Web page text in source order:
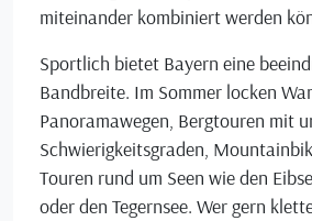
miteinander kombiniert werden
Sportlich bietet Bayern eine
Bandbreite. Im Sommer locken
Panoramawegen, Bergtouren mit
Schwierigkeitsgraden,
Touren rund um Seen wie den
oder den Tegernsee. Wer gern